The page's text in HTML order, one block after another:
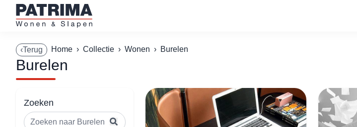
‹Terug Home › Collectie › Wonen › Burelen
Burelen
Zoeken